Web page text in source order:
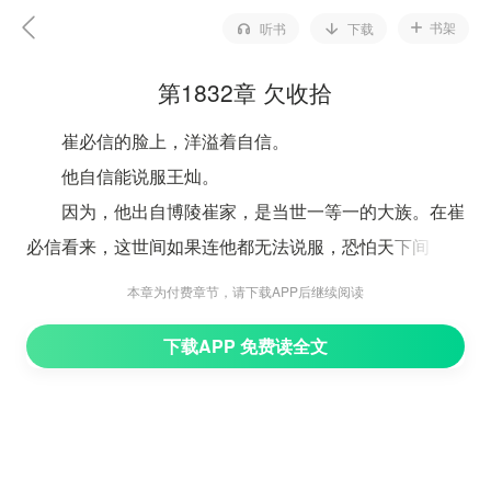
听书 下载 书架
第1832章 欠收拾
崔必信的脸上，洋溢着自信。
他自信能说服王灿。
因为，他出自博陵崔家，是当世一等一的大族。在崔
必信看来，这世间如果连他都无法说服，恐怕天下间，便
找不出能说服王灿的人。
必信的身份和来意，并说了崔必信请他立刻前往迎接的事
本章为付费章节，请下载APP后继续阅读
下载APP 免费读全文